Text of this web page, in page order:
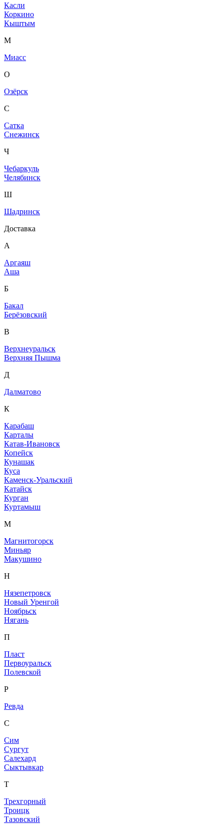
Касли
Коркино
Кыштым
М
Миасс
О
Озёрск
С
Сатка
Снежинск
Ч
Чебаркуль
Челябинск
Ш
Шадринск
Доставка
А
Аргаяш
Аша
Б
Бакал
Берёзовский
В
Верхнеуральск
Верхняя Пышма
Д
Далматово
К
Карабаш
Карталы
Катав-Ивановск
Копейск
Кунашак
Куса
Каменск-Уральский
Катайск
Курган
Куртамыш
М
Магнитогорск
Миньяр
Макушино
Н
Нязепетровск
Новый Уренгой
Ноябрьск
Нягань
П
Пласт
Первоуральск
Полевской
Р
Ревда
С
Сим
Сургут
Салехард
Сыктывкар
Т
Трехгорный
Троицк
Тазовский